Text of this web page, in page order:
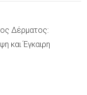
Δέρματος:
και Έγκαιρη